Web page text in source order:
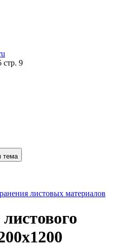
стр. 9
тема
листовых материалов